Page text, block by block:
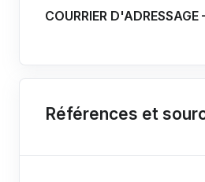
COURRIER
Références et